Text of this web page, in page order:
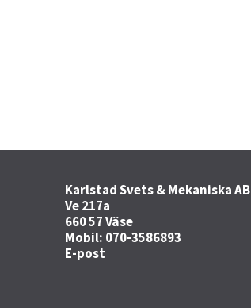
Karlstad Svets & Mekaniska AB
Ve 217a
660 57 Väse
Mobil: 070-3586893
E-post